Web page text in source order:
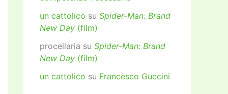
un cattolico su Spider-Man: Brand
New Day (film)
procellaria su Spider-Man: Brand
New Day (film)
un cattolico su Francesco Guccini